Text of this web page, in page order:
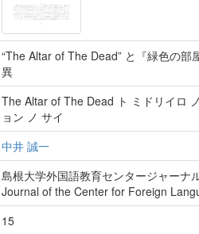
“The Altar of The Dead” と『緑色の
異
The Altar of The Dead ト ミドリイロ
ョン ノ サイ
中井 誠一
島根大学外国語教育センタージャーナ
Journal of the Center for Foreign
15